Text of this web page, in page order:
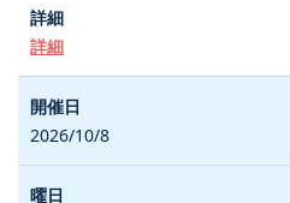
詳細
2026/10/8